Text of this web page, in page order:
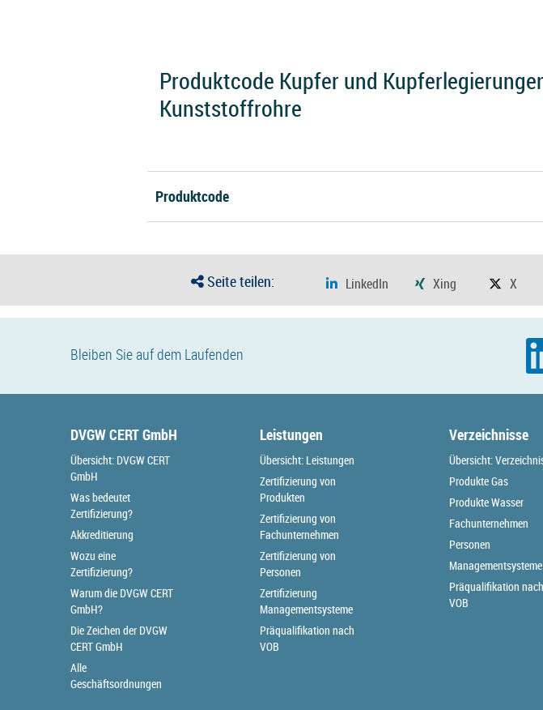
Produktcode Kupfer und
Kunststoffrohre
Produktcode
Seite teilen:
Bleiben Sie auf dem Laufenden
DVGW CERT GmbH
Übersicht: DVGW CERT
GmbH
Was bedeutet
Zertifizierung?
Akkreditierung
Wozu eine
Zertifizierung?
Warum die DVGW CERT
GmbH?
Die Zeichen der DVGW
CERT GmbH
Alle
Geschäftsordnungen
Leistungen
Übersicht: Leistungen
Zertifizierung von
Produkten
Zertifizierung von
Fachunternehmen
Zertifizierung von
Personen
Zertifizierung
Managementsysteme
Präqualifikation nach
VOB
Verzeichnisse
Übersicht:
Produkte Gas
Produkte Wasser
Fachunternehmen
Personen
Managementsysteme
Präqualifikation nach
VOB